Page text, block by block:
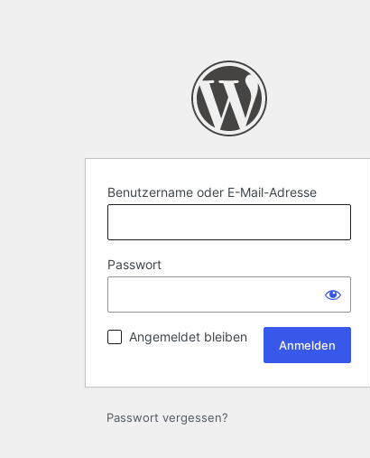
Benutzername oder E-Mail-Adresse
Passwort
Angemeldet bleiben
Passwort vergessen?